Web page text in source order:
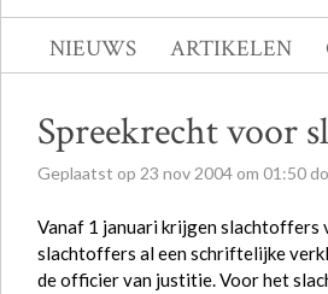
NIEUWS ARTIKELEN
Spreekrecht voor
Geplaatst op 23 nov 2004 om 01:50
Vanaf 1 januari krijgen slachtoffers
slachtoffers al een schriftelijke
de officier van justitie. Voor het